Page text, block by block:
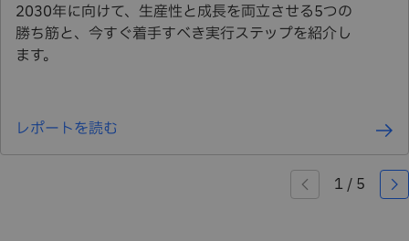
2030年に向けて、生産性と成長を両立させる5つの
勝ち筋と、今すぐ着手すべき実行ステップを紹介し
ます。
レポートを読む